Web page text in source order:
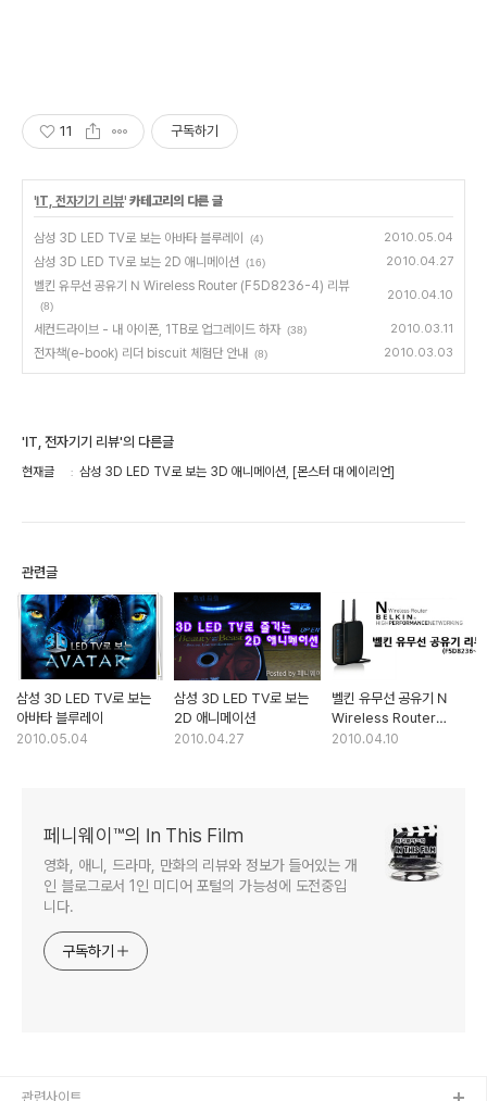
11 구독하기
'IT, 전자기기 리뷰' 카테고리의 다른 글
삼성 3D LED TV로 보는 아바타 블루레이 (4) 2010.05.04
삼성 3D LED TV로 보는 2D 애니메이션 (16) 2010.04.27
벨킨 유무선 공유기 N Wireless Router (F5D8236-4) 리뷰
(8)
2010.04.10
세컨드라이브 - 내 아이폰, 1TB로 업그레이드 하자 (38) 2010.03.11
전자책(e-book) 리더 biscuit 체험단 안내 (8) 2010.03.03
'IT, 전자기기 리뷰'의 다른글
현재글 삼성 3D LED TV로 보는 3D 애니메이션, [몬스터 대 에이리언]
관련글
삼성 3D LED TV로 보는
아바타 블루레이
2010.05.04
삼성 3D LED TV로 보는
2D 애니메이션
2010.04.27
벨킨 유무선 공유기 N
Wireless Router
(F5D8236-4) 리뷰
2010.04.10
페니웨이™의 In This Film
영화, 애니, 드라마, 만화의 리뷰와 정보가 들어있는 개
인 블로그로서 1인 미디어 포털의 가능성에 도전중입
니다.
구독하기
관련사이트